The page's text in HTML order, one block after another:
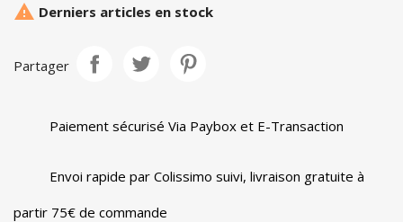
 Derniers articles en stock
Partager
Paiement sécurisé Via Paybox et E-Transaction
Envoi rapide par Colissimo suivi, livraison gratuite à
partir 75€ de commande